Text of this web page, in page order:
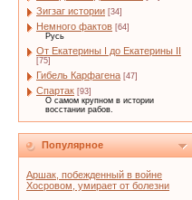
Зигзаг истории [34]
Немного фактов [64]
Русь
От Екатерины I до Екатерины II
[75]
Гибель Карфагена [47]
Спартак [93]
О самом крупном в истории
восстании рабов.
Популярное
Аршак, побежденный в войне
Хосровом, умирает от болезни